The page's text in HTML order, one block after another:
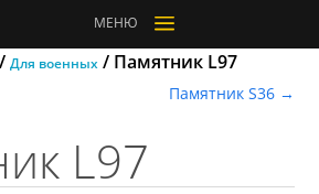
МЕНЮ a
Для военных/ Памятник L97
Памятник S36 →
L97